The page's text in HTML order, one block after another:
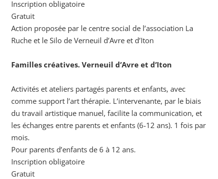
Inscription obligatoire
Gratuit
Action proposée par le centre social de l’association La
Ruche et le Silo de Verneuil d’Avre et d’Iton
Familles créatives. Verneuil d’Avre et d’Iton
Activités et ateliers partagés parents et enfants, avec
comme support l’art thérapie. L’intervenante, par le biais
du travail artistique manuel, facilite la communication, et
les échanges entre parents et enfants (6-12 ans). 1 fois par
mois.
Pour parents d’enfants de 6 à 12 ans.
Inscription obligatoire
Gratuit